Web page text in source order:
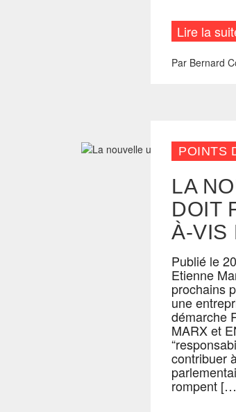
Lire la
Par Bernard
POINTS
LA
DOIT
À-VIS
Publié le
Etienne
prochains
une
démarche
MARX et
contribuer
rompent